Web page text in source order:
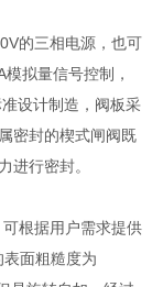
的三相电源，也可
拟量信号控制，
设计制造，阀板采
密封的楔式闸阀既
进行密封。
可根据用户需求提供
面粗糙度为